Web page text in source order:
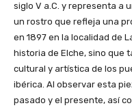
siglo V a.C. y representa a
un rostro que refleja una
en 1897 en la localidad de
historia de Elche, sino que
cultural y artística de los
ibérica. Al observar esta
pasado y el presente, así